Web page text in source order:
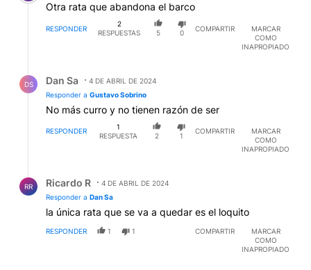
Otra rata que abandona el barco
RESPONDER
2
RESPUESTAS
5 0
COMPARTIR
MARCAR
COMO
INAPROPIADO
DS Dan Sa
4 DE ABRIL DE 2024
Responder a Gustavo Sobrino
No más curro y no tienen razón de ser
RESPONDER
1
RESPUESTA
2 1
COMPARTIR
MARCAR
COMO
INAPROPIADO
RR Ricardo R
4 DE ABRIL DE 2024
Responder a Dan Sa
la única rata que se va a quedar es el loquito
RESPONDER 1 1 COMPARTIR
MARCAR
COMO
INAPROPIADO